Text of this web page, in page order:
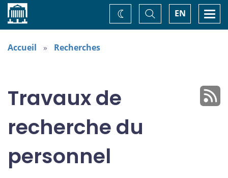
Accueil EN
Basculer
la
recherche
Changez
de
Accueil Recherches
Travaux de
recherche du
personnel